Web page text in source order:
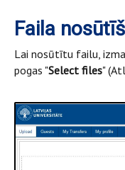
Faila
Lai nosūtītu failu,
pogas "Select files"